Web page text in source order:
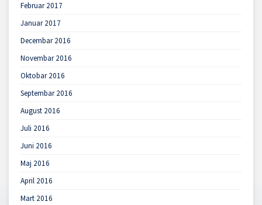
Februar 2017
Januar 2017
Decembar 2016
Novembar 2016
Oktobar 2016
Septembar 2016
August 2016
Juli 2016
Juni 2016
Maj 2016
April 2016
Mart 2016